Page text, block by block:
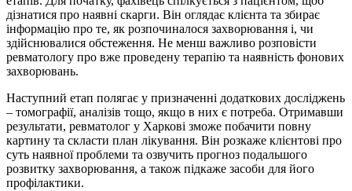
дізнатися про наявні скарги. Він оглядає клієнта та збирає
інформацію про те, як розпочиналося захворювання і, чи
здійснювалися обстеження. Не менш важливо розповісти
ревматологу про вже проведену терапію та наявність фонових
захворювань.
Наступний етап полягає у призначенні додаткових досліджень
– томографії, аналізів тощо, якщо в них є потреба. Отримавши
результати, ревматолог у Харкові зможе побачити повну
картину та скласти план лікування. Він розкаже клієнтові про
суть наявної проблеми та озвучить прогноз подальшого
розвитку захворювання, а також підкаже засоби для його
профілактики.